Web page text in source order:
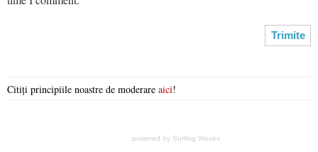
Citiți principiile noastre de moderare aici!
powered by Surfing Waves